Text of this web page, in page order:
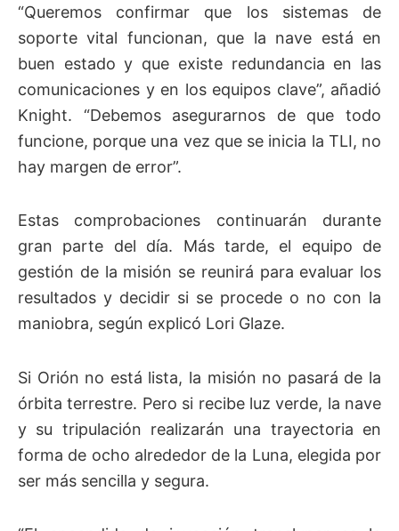
“Queremos confirmar que los sistemas de
soporte vital funcionan, que la nave está en
buen estado y que existe redundancia en las
comunicaciones y en los equipos clave”, añadió
Knight. “Debemos asegurarnos de que todo
funcione, porque una vez que se inicia la TLI, no
hay margen de error”.
Estas comprobaciones continuarán durante
gran parte del día. Más tarde, el equipo de
gestión de la misión se reunirá para evaluar los
resultados y decidir si se procede o no con la
maniobra, según explicó Lori Glaze.
Si Orión no está lista, la misión no pasará de la
órbita terrestre. Pero si recibe luz verde, la nave
y su tripulación realizarán una trayectoria en
forma de ocho alrededor de la Luna, elegida por
ser más sencilla y segura.